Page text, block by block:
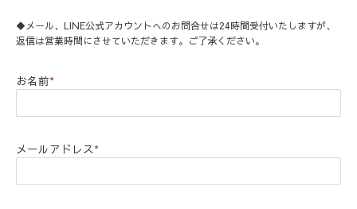
◆メール、LINE公式アカウントへのお問合せは24時間受付いたしますが、
返信は営業時間にさせていただきます。ご了承ください。
お名前*
メールアドレス*